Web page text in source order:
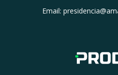
Email: